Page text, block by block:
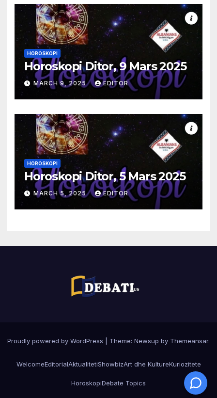
HOROSKOPI
Horoskopi Ditor, 9 Mars 2025
MARCH 9, 2025 EDITOR
HOROSKOPI
Horoskopi Ditor, 5 Mars 2025
MARCH 5, 2025 EDITOR
Proudly powered by WordPress Theme: Newsup by Themeansar.
WelcomeEditorialAktualitetiShowbizArt dhe KultureKuriozitete
HoroskopiDebate Topics